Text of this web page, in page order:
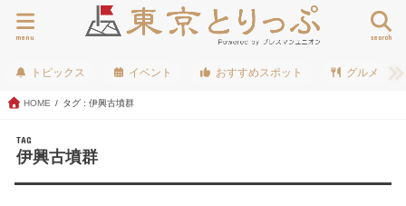
search
menu
トピックス イベント おすすめスポット グルメ
HOME タグ : 伊興古墳群
TAG
伊興古墳群